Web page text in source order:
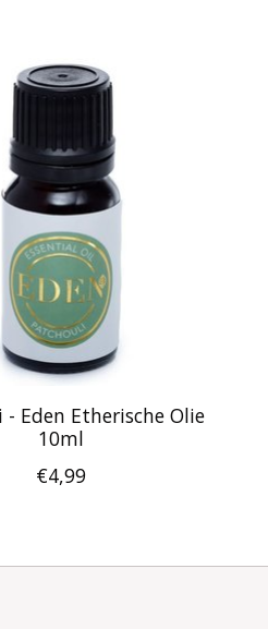
Eden Etherische Olie
10ml
€4,99